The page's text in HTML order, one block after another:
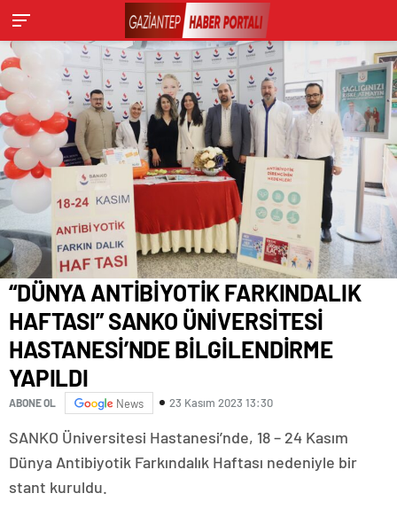
“DÜNYA ANTİBİYOTİK FARKINDALIK
HAFTASI” SANKO ÜNİVERSİTESİ
HASTANESİ’NDE BİLGİLENDİRME
YAPILDI
ABONE OL News 23 Kasım 2023 13:30
SANKO Üniversitesi Hastanesi’nde, 18 – 24 Kasım
Dünya Antibiyotik Farkındalık Haftası nedeniyle bir
stant kuruldu.